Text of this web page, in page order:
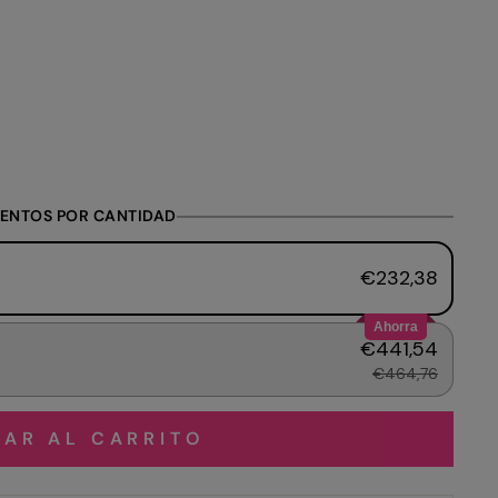
POR CANTIDAD
€232,38
Ahorra
€441,54
€464,76
AL CARRITO